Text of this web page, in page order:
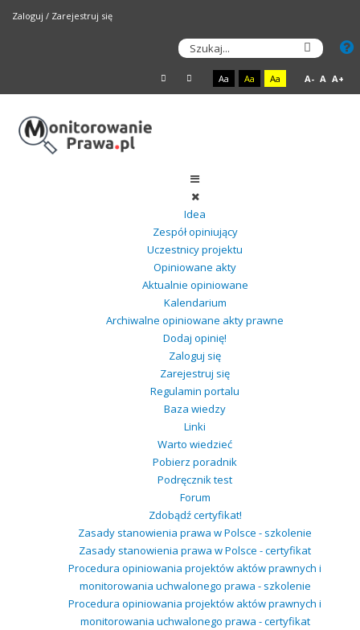
Zaloguj / Zarejestruj się
Aa Aa Aa A- A A+
Idea
Zespół opiniujący
Uczestnicy projektu
Opiniowane akty
Aktualnie opiniowane
Kalendarium
Archiwalne opiniowane akty prawne
Dodaj opinię!
Zaloguj się
Zarejestruj się
Regulamin portalu
Baza wiedzy
Linki
Warto wiedzieć
Pobierz poradnik
Podręcznik test
Forum
Zdobądź certyfikat!
Zasady stanowienia prawa w Polsce - szkolenie
Zasady stanowienia prawa w Polsce - certyfikat
Procedura opiniowania projektów aktów prawnych i
monitorowania uchwalonego prawa - szkolenie
Procedura opiniowania projektów aktów prawnych i
monitorowania uchwalonego prawa - certyfikat